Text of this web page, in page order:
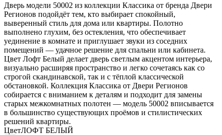
Дверь модели 50002 из коллекции Классика от бренда Двери
Регионов подойдёт тем, кто выбирает спокойный,
выверенный стиль для дома или квартиры. Полотно
выполнено глухим, без остекления, что обеспечивает
уединение в комнате и приглушает звуки из соседних
помещений — удачное решение для спальни или кабинета.
Цвет Лофт Белый делает дверь светлым акцентом интерьера,
визуально расширяя пространство и легко сочетаясь как со
строгой скандинавской, так и с тёплой классической
обстановкой. Коллекция Классика от Двери Регионов
собирается с вниманием к деталям и подходит для замены
старых межкомнатных полотен — модель 50002 вписывается
в большинство существующих проёмов и стилистических
решений квартиры.
ЦветЛОФТ БЕЛЫЙ